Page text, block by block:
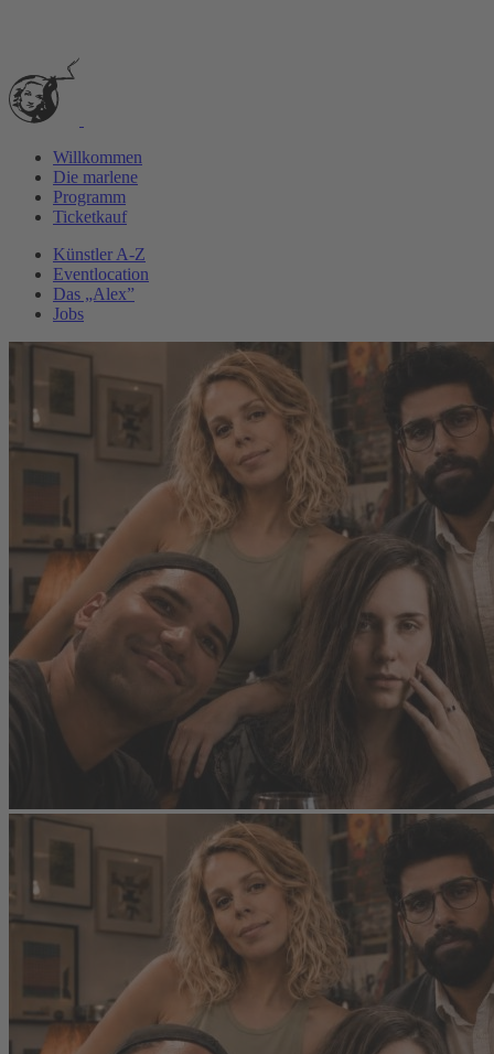
Willkommen
Die marlene
Programm
Ticketkauf
Künstler A-Z
Eventlocation
Das „Alex”
Jobs